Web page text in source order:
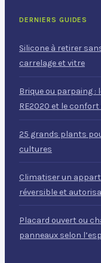
DERNIERS GUIDES
Silicone à retirer
carrelage et vitre
Brique ou parpaing :
RE2020 et le confort
25 grands plants
cultures
Climatiser un
réversible et
Placard ouvert ou
panneaux selon